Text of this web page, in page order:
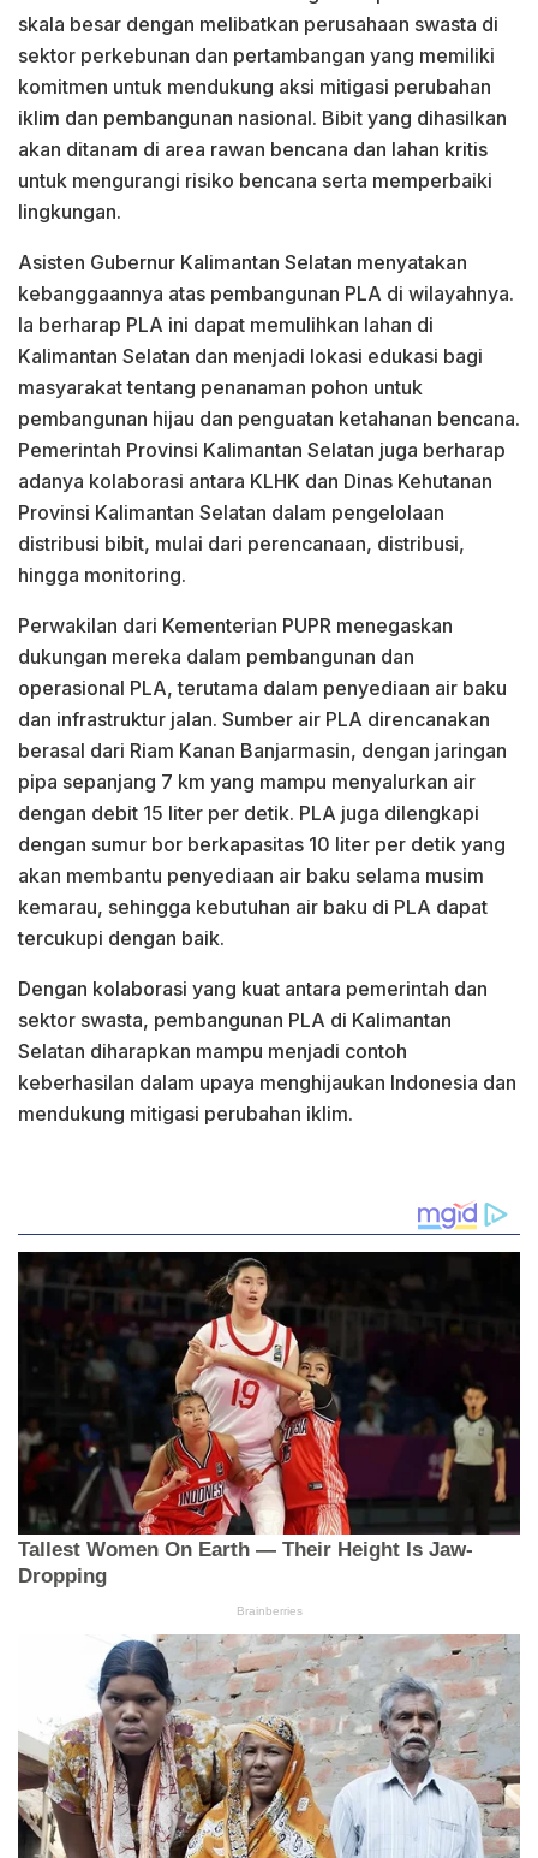
skala besar dengan melibatkan perusahaan swasta di
sektor perkebunan dan pertambangan yang memiliki
komitmen untuk mendukung aksi mitigasi perubahan
iklim dan pembangunan nasional. Bibit yang dihasilkan
akan ditanam di area rawan bencana dan lahan kritis
untuk mengurangi risiko bencana serta memperbaiki
lingkungan.
Asisten Gubernur Kalimantan Selatan menyatakan
kebanggaannya atas pembangunan PLA di wilayahnya.
Ia berharap PLA ini dapat memulihkan lahan di
Kalimantan Selatan dan menjadi lokasi edukasi bagi
masyarakat tentang penanaman pohon untuk
pembangunan hijau dan penguatan ketahanan bencana.
Pemerintah Provinsi Kalimantan Selatan juga berharap
adanya kolaborasi antara KLHK dan Dinas Kehutanan
Provinsi Kalimantan Selatan dalam pengelolaan
distribusi bibit, mulai dari perencanaan, distribusi,
hingga monitoring.
Perwakilan dari Kementerian PUPR menegaskan
dukungan mereka dalam pembangunan dan
operasional PLA, terutama dalam penyediaan air baku
dan infrastruktur jalan. Sumber air PLA direncanakan
berasal dari Riam Kanan Banjarmasin, dengan jaringan
pipa sepanjang 7 km yang mampu menyalurkan air
dengan debit 15 liter per detik. PLA juga dilengkapi
dengan sumur bor berkapasitas 10 liter per detik yang
akan membantu penyediaan air baku selama musim
kemarau, sehingga kebutuhan air baku di PLA dapat
tercukupi dengan baik.
Dengan kolaborasi yang kuat antara pemerintah dan
sektor swasta, pembangunan PLA di Kalimantan
Selatan diharapkan mampu menjadi contoh
keberhasilan dalam upaya menghijaukan Indonesia dan
mendukung mitigasi perubahan iklim.